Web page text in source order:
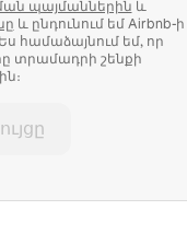
պայմաններին և
և ընդունում եմ Airbnb-ի
Ես համաձայնում եմ, որ
տրամադրի շենքի